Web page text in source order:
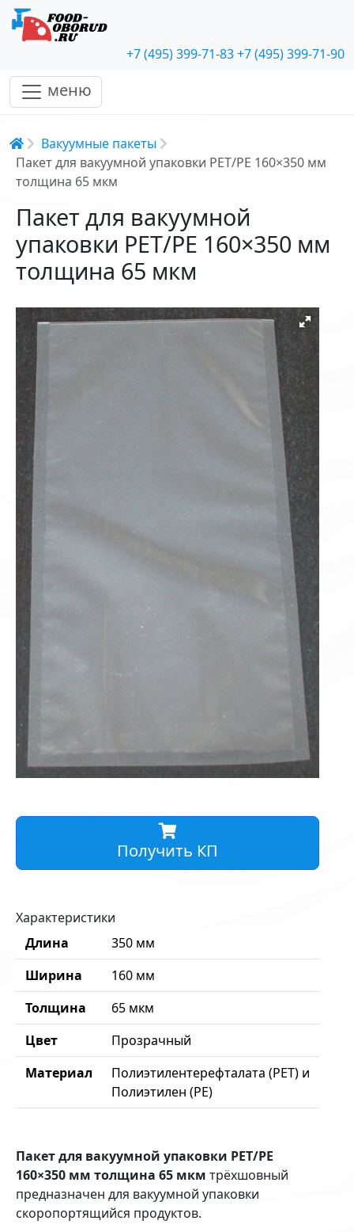
+7 (495) 399-71-83+7 (495) 399-71-90
меню
Строка навигации
Вакуумные пакеты
Пакет для вакуумной упаковки PET/PE 160×350 мм
толщина 65 мкм
Пакет для вакуумной
упаковки PET/PE 160×350 мм
толщина 65 мкм
Получить КП
Характеристики
Длина
350 мм
Ширина
160 мм
Толщина
65 мкм
Цвет
Прозрачный
Материал
Полиэтилентерефталата (PET) и
Полиэтилен (PE)
Пакет для вакуумной упаковки PET/PE
160×350 мм толщина 65 мкм трёхшовный
предназначен для вакуумной упаковки
скоропортящийся продуктов.